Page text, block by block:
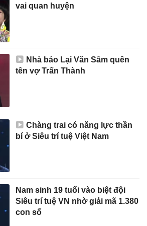
vai quan huyện
Nhà báo Lại Văn Sâm quên
tên vợ Trấn Thành
Chàng trai có năng lực thần
bí ở Siêu trí tuệ Việt Nam
Nam sinh 19 tuổi vào biệt đội
Siêu trí tuệ VN nhờ giải mã 1.380
con số